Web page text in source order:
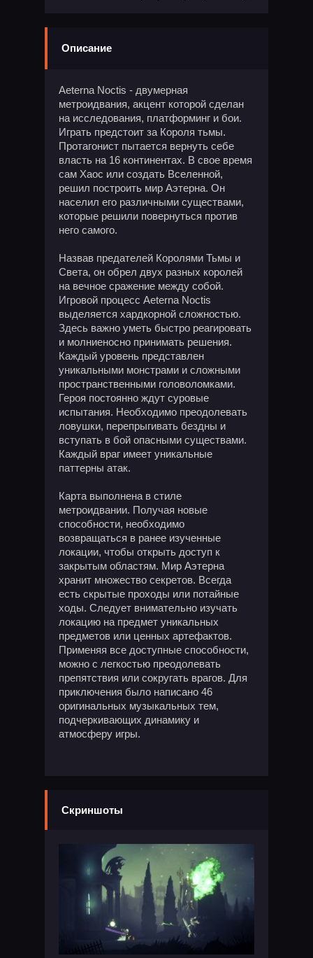
Описание
Aeterna Noctis - двумерная
метроидвания, акцент которой сделан
на исследования, платформинг и бои.
Играть предстоит за Короля тьмы.
Протагонист пытается вернуть себе
власть на 16 континентах. В свое время
сам Хаос или создать Вселенной,
решил построить мир Аэтерна. Он
населил его различными существами,
которые решили повернуться против
него самого.
Назвав предателей Королями Тьмы и
Света, он обрел двух разных королей
на вечное сражение между собой.
Игровой процесс Aeterna Noctis
выделяется хардкорной сложностью.
Здесь важно уметь быстро реагировать
и молниеносно принимать решения.
Каждый уровень представлен
уникальными монстрами и сложными
пространственными головоломками.
Героя постоянно ждут суровые
испытания. Необходимо преодолевать
ловушки, перепрыгивать бездны и
вступать в бой опасными существами.
Каждый враг имеет уникальные
паттерны атак.
Карта выполнена в стиле
метроидвании. Получая новые
способности, необходимо
возвращаться в ранее изученные
локации, чтобы открыть доступ к
закрытым областям. Мир Аэтерна
хранит множество секретов. Всегда
есть скрытые проходы или потайные
ходы. Следует внимательно изучать
локацию на предмет уникальных
предметов или ценных артефактов.
Применяя все доступные способности,
можно с легкостью преодолевать
препятствия или сокругать врагов. Для
приключения было написано 46
оригинальных музыкальных тем,
подчеркивающих динамику и
атмосферу игры.
Скриншоты